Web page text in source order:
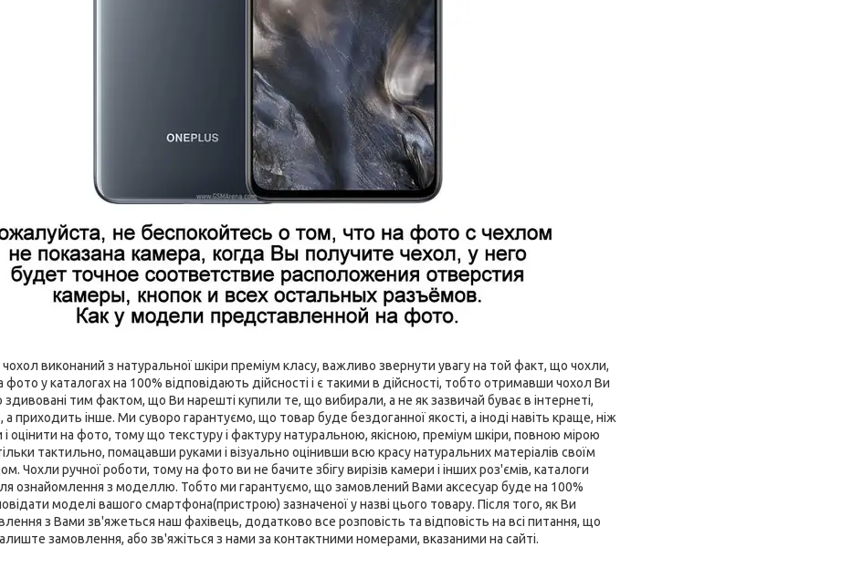
виконаний з натуральної шкіри преміум класу, важливо звернути увагу на той факт, що чохли,
фото у каталогах на 100% відповідають дійсності і є такими в дійсності, тобто отримавши чохол Ви
тим фактом, що Ви нарешті купили те, що вибирали, а не як зазвичай буває в інтернеті,
приходить інше. Ми суворо гарантуємо, що товар буде бездоганної якості, а іноді навіть краще, ніж
оцінити на фото, тому що текстуру і фактуру натуральною, якісною, преміум шкіри, повною мірою
тактильно, помацавши руками і візуально оцінивши всю красу натуральних матеріалів своїм
Чохли ручної роботи, тому на фото ви не бачите збігу вирізів камери і інших роз'ємів, каталоги
ознайомлення з моделлю. Тобто ми гарантуємо, що замовлений Вами аксесуар буде на 100%
моделі вашого смартфона(пристрою) зазначеної у назві цього товару. Після того, як Ви
з Вами зв'яжеться наш фахівець, додатково все розповість та відповість на всі питання, що
замовлення, або зв'яжіться з нами за контактними номерами, вказаними на сайті.